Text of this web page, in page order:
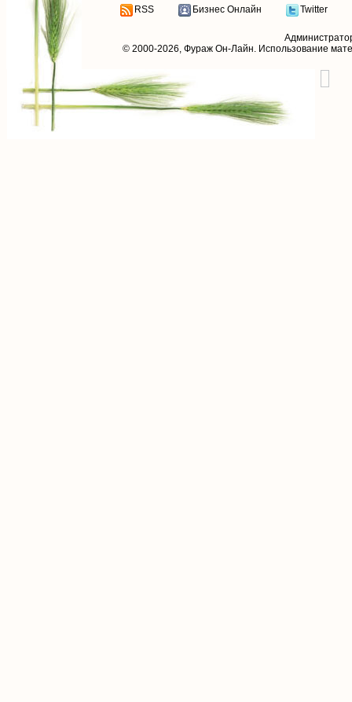
RSS Бизнес Онлайн Twitter
© 2000-2026, Фураж Он-Лайн. Использование